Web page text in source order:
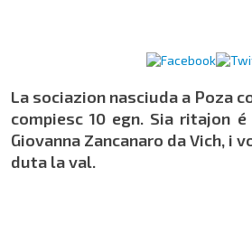
La sociazion nasciuda a Poza
compiesc 10 egn. Sia ritajon
Giovanna Zancanaro da Vich, i
duta la val.